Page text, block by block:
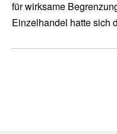
für wirksame
Einzelhandel hatte sich